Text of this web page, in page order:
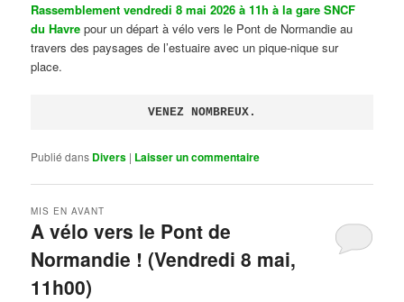
Rassemblement vendredi 8 mai 2026 à 11h à la gare SNCF
du Havre pour un départ à vélo vers le Pont de Normandie au
travers des paysages de l’estuaire avec un pique-nique sur
place.
VENEZ NOMBREUX.
Publié dans Divers | Laisser un commentaire
A vélo vers le Pont de
Normandie ! (Vendredi 8 mai,
11h00)
MIS EN AVANT